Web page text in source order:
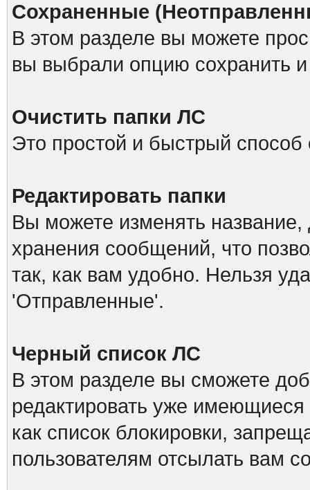
Сохраненные
В этом разделе вы можете
вы выбрали опцию сохранить и
Очистить папки ЛС
Это простой и быстрый способ
Редактировать папки
Вы можете изменять название,
хранения сообщений, что
так, как вам удобно. Нельзя
'Отправленные'.
Черный список ЛС
В этом разделе вы сможете
редактировать уже имеющиеся
как список блокировки,
пользователям отсылать вам